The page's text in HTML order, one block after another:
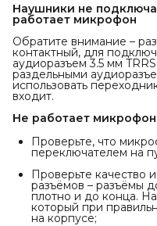
Наушники не
работает микрофон
Обратите внимание –
контактный, для
аудиоразъем 3.5 мм
раздельными
использовать
входит.
Не работает микрофон
Проверьте, что
переключателем на
Проверьте качество
разъёмов – разъёмы
плотно и до конца.
который при
на корпусе;